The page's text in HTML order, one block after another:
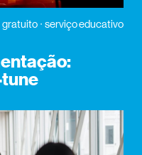
gratuito
serviço educativo